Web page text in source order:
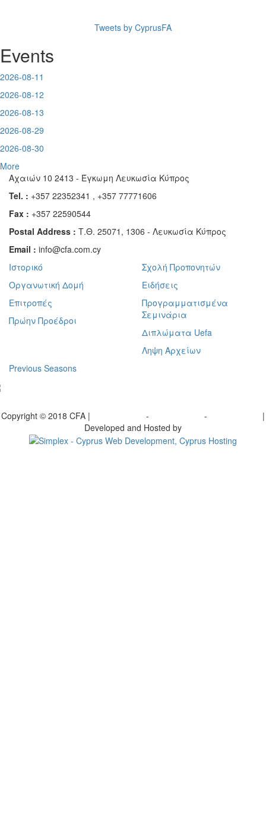
Tweets by CyprusFA
Events
2026-08-11
2026-08-12
2026-08-13
2026-08-29
2026-08-30
More
Αχαιών 10 2413 - Έγκωμη Λευκωσία Κύπρος
Tel. : +357 22352341 , +357 77771606
Fax : +357 22590544
Postal Address : Τ.Θ. 25071, 1306 - Λευκωσία Κύπρος
Email : info@cfa.com.cy
Ιστορικό
Οργανωτική Δομή
Επιτροπές
Πρώην Προέδροι
Σχολή Προπονητών
Ειδήσεις
Προγραμματισμένα
Σεμινάρια
Διπλώματα Uefa
Ληψη Αρχείων
Previous Seasons
Copyright © 2018 CFA | - -
|
Developed and Hosted by